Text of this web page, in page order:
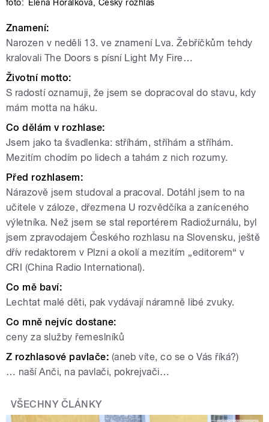
foto: Elena Horálková, Český rozhlas
Znamení:
Narozen v neděli 13. ve znamení Lva. Žebříčkům tehdy
kralovali The Doors s písní Light My Fire…
Životní motto:
S radostí oznamuji, že jsem se dopracoval do stavu, kdy
mám motta na háku.
Co dělám v rozhlase:
Jsem jako ta švadlenka: stříhám, stříhám a stříhám.
Mezitím chodím po lidech a tahám z nich rozumy.
Před rozhlasem:
Nárazově jsem studoval a pracoval. Dotáhl jsem to na
učitele v záloze, dřezmena U rozvědčíka a zaníceného
výletníka. Než jsem se stal reportérem Radiožurnálu, byl
jsem zpravodajem Českého rozhlasu na Slovensku, ještě
dřív redaktorem v Plzni a okolí a mezitím „editorem“ v
CRI (China Radio International).
Co mě baví:
Lechtat malé děti, pak vydávají náramně libé zvuky.
Co mně nejvíc dostane:
ceny za služby řemeslníků
Z rozhlasové pavlače: (aneb víte, co se o Vás říká?)
… naší Anči, na pavlači, pokrejvači…
VŠECHNY ČLÁNKY